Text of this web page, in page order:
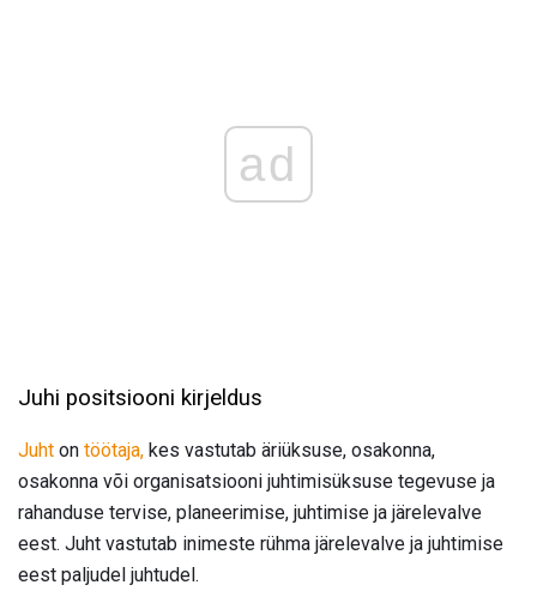
ad
Juhi positsiooni kirjeldus
Juht on töötaja, kes vastutab äriüksuse, osakonna,
osakonna või organisatsiooni juhtimisüksuse tegevuse ja
rahanduse tervise, planeerimise, juhtimise ja järelevalve
eest. Juht vastutab inimeste rühma järelevalve ja juhtimise
eest paljudel juhtudel.